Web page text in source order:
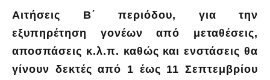
Αιτήσεις Β΄ περιόδου, για την
εξυπηρέτηση γονέων από μεταθέσεις,
αποσπάσεις κ.λ.π. καθώς και ενστάσεις θα
γίνουν δεκτές από 1 έως 11 Σεπτεμβρίου